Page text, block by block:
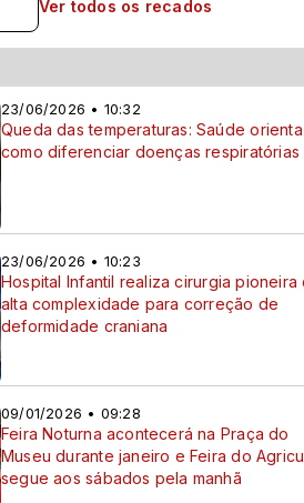
Ver todos os recados
23/06/2026 • 10:32
Queda das temperaturas: Saúde orienta
como diferenciar doenças respiratórias
23/06/2026 • 10:23
Hospital Infantil realiza cirurgia pioneira
alta complexidade para correção de
deformidade craniana
09/01/2026 • 09:28
Feira Noturna acontecerá na Praça do
Museu durante janeiro e Feira do
segue aos sábados pela manhã